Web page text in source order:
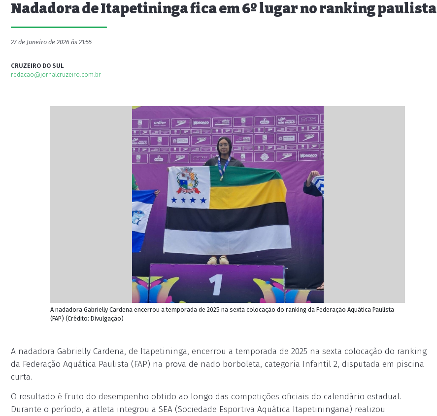
Nadadora de Itapetininga fica em 6º lugar no ranking paulista
27 de Janeiro de 2026 às 21:55
CRUZEIRO DO SUL
redacao@jornalcruzeiro.com.br
A nadadora Gabrielly Cardena encerrou a temporada de 2025 na sexta colocação do ranking da Federação Aquática Paulista
(FAP) (Crédito: Divulgação)
A nadadora Gabrielly Cardena, de Itapetininga, encerrou a temporada de 2025 na sexta colocação do ranking
da Federação Aquática Paulista (FAP) na prova de nado borboleta, categoria Infantil 2, disputada em piscina
curta.
O resultado é fruto do desempenho obtido ao longo das competições oficiais do calendário estadual.
Durante o período, a atleta integrou a SEA (Sociedade Esportiva Aquática Itapetiningana) realizou